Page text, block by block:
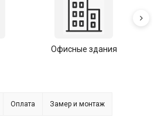
Офисные здания
Оплата Замер и монтаж